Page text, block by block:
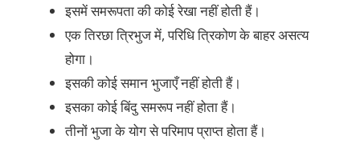
इसमें समरूपता की कोई रेखा नहीं होती हैं।
एक तिरछा त्रिभुज में, परिधि त्रिकोण के बाहर असत्य
होगा।
इसकी कोई समान भुजाएँ नहीं होती हैं।
इसका कोई बिंदु समरूप नहीं होता हैं।
तीनों भुजा के योग से परिमाप प्राप्त होता हैं।